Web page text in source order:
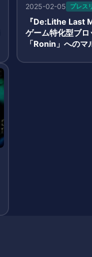
2025-02-05 プレス
『De:Lithe Last
ゲーム特化型ブ
「Ronin」へのマ